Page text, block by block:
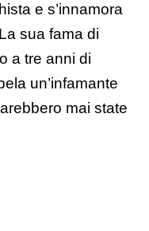
e s’innamora
sua fama di
a tre anni di
un’infamante
mai state